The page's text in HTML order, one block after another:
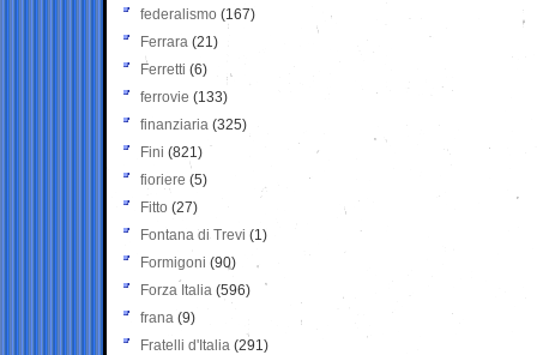
federalismo (167)
Ferrara (21)
Ferretti (6)
ferrovie (133)
finanziaria (325)
Fini (821)
fioriere (5)
Fitto (27)
Fontana di Trevi (1)
Formigoni (90)
Forza Italia (596)
frana (9)
Fratelli d'Italia (291)